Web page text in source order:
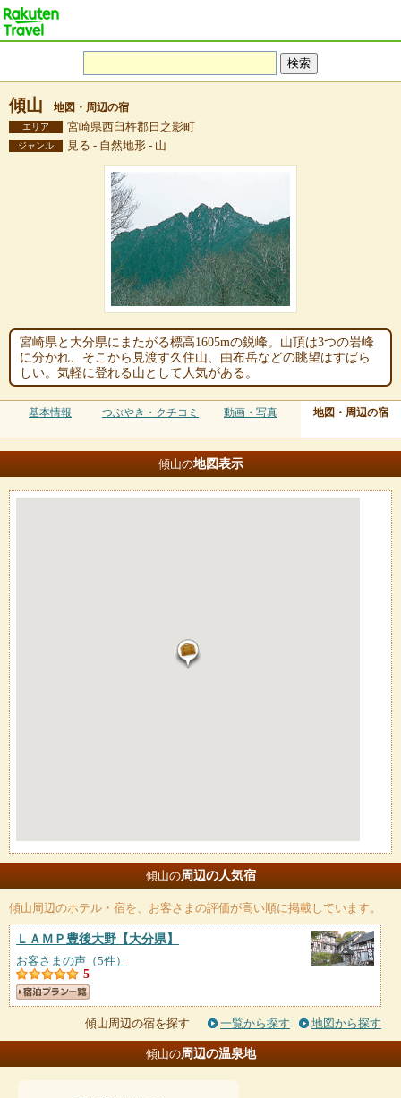
傾山 地図・周辺の宿
エリア 宮崎県西臼杵郡日之影町
ジャンル 見る - 自然地形 - 山
宮崎県と大分県にまたがる標高1605mの鋭峰。山頂は3つの岩峰
に分かれ、そこから見渡す久住山、由布岳などの眺望はすばら
しい。気軽に登れる山として人気がある。
基本情報 つぶやき・クチコミ 動画・写真 地図・周辺の宿
傾山の地図表示
傾山の周辺の人気宿
傾山周辺のホテル・宿を、お客さまの評価が高い順に掲載しています。
ＬＡＭＰ豊後大野 【大分県】
お客さまの声（5件）
5
傾山周辺の宿を探す 一覧から探す 地図から探す
傾山の周辺の温泉地